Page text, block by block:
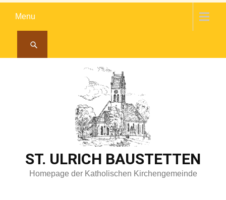
Menu
ST. ULRICH BAUSTETTEN
Homepage der Katholischen Kirchengemeinde